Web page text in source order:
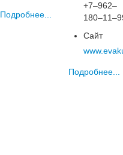
Подробнее...
+7‒962‒
Сайт
Подробнее...